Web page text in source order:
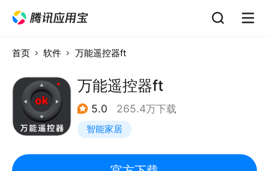
首页 软件 万能遥控器ft
万能遥控器ft
5.0 265.4万下载
智能家居